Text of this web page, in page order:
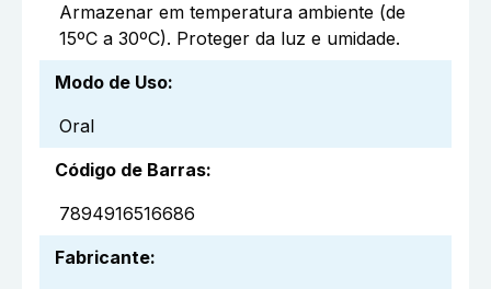
Armazenar em temperatura ambiente (de
15ºC a 30ºC). Proteger da luz e umidade.
Modo de Uso:
Oral
Código de Barras:
7894916516686
Fabricante: